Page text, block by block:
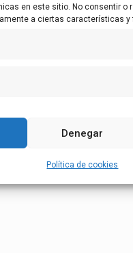
en este sitio. No consentir o
a ciertas características y
Denegar
Política de cookies